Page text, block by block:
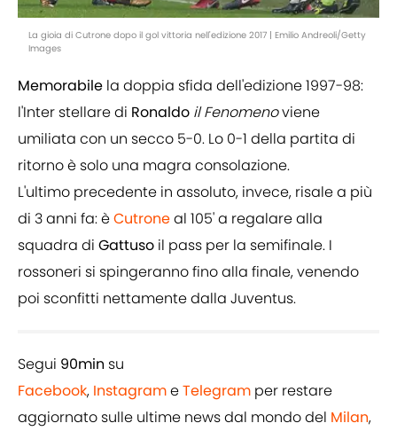
La gioia di Cutrone dopo il gol vittoria nell'edizione 2017 | Emilio Andreoli/Getty
Images
Memorabile la doppia sfida dell'edizione 1997-98:
l'Inter stellare di Ronaldo il Fenomenoviene
umiliata con un secco 5-0. Lo 0-1 della partita di
ritorno è solo una magra consolazione.
L'ultimo precedente in assoluto, invece, risale a più
di 3 anni fa: èCutroneal 105' a regalare alla
squadra di Gattuso il pass per la semifinale. I
rossoneri si spingeranno fino alla finale, venendo
poi sconfitti nettamente dalla Juventus.
Segui 90min su
Facebook, InstagrameTelegram per restare
aggiornato sulle ultime news dal mondo del Milan,